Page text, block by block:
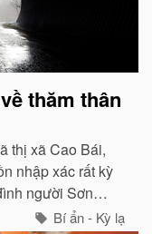
thăm thân
thị xã Cao Bái,
nhập xác rất kỳ
người Sơn
Bí ẩn - Kỳ lạ